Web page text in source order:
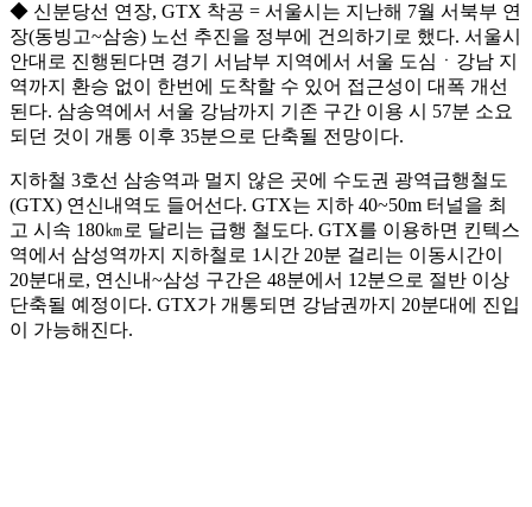
◆ 신분당선 연장, GTX 착공 = 서울시는 지난해 7월 서북부 연
장(동빙고~삼송) 노선 추진을 정부에 건의하기로 했다. 서울시
안대로 진행된다면 경기 서남부 지역에서 서울 도심ㆍ강남 지
역까지 환승 없이 한번에 도착할 수 있어 접근성이 대폭 개선
된다. 삼송역에서 서울 강남까지 기존 구간 이용 시 57분 소요
되던 것이 개통 이후 35분으로 단축될 전망이다.
지하철 3호선 삼송역과 멀지 않은 곳에 수도권 광역급행철도
(GTX) 연신내역도 들어선다. GTX는 지하 40~50m 터널을 최
고 시속 180㎞로 달리는 급행 철도다. GTX를 이용하면 킨텍스
역에서 삼성역까지 지하철로 1시간 20분 걸리는 이동시간이
20분대로, 연신내~삼성 구간은 48분에서 12분으로 절반 이상
단축될 예정이다. GTX가 개통되면 강남권까지 20분대에 진입
이 가능해진다.